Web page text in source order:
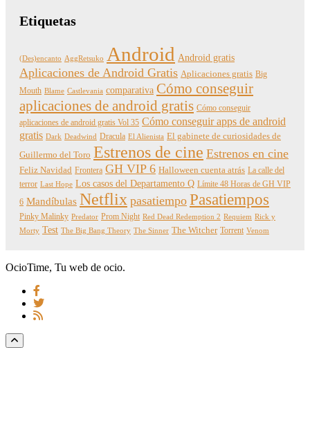
Etiquetas
(Des)encanto AggRetsuko Android Android gratis
Aplicaciones de Android Gratis Aplicaciones gratis Big
Mouth Blame Castlevania comparativa Cómo conseguir
aplicaciones de android gratis Cómo conseguir
aplicaciones de android gratis Vol 35 Cómo conseguir apps de android
gratis Dark Deadwind Dracula El Alienista El gabinete de curiosidades de
Guillermo del Toro Estrenos de cine Estrenos en cine
Feliz Navidad Frontera GH VIP 6 Halloween cuenta atrás La calle del
terror Last Hope Los casos del Departamento Q Límite 48 Horas de GH VIP
6 Mandíbulas Netflix pasatiempo Pasatiempos
Pinky Malinky Predator Prom Night Red Dead Redemption 2 Requiem Rick y
Morty Test The Big Bang Theory The Sinner The Witcher Torrent Venom
OcioTime, Tu web de ocio.